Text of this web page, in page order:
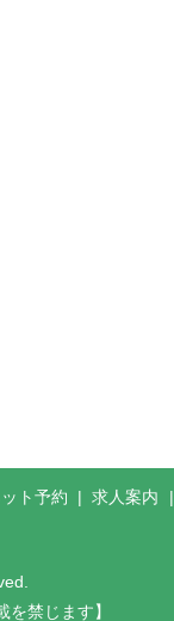
ト予約 求人案内
禁じます】